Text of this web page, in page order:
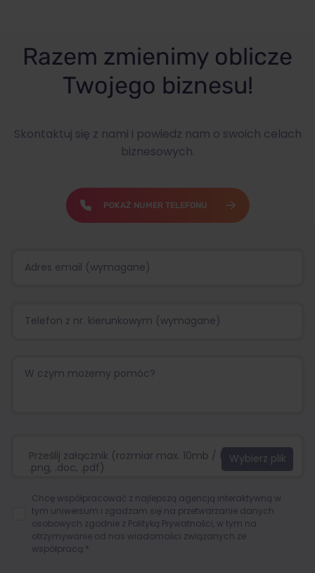
Razem zmienimy oblicze
Twojego biznesu!
Skontaktuj się z nami i powiedz nam o swoich celach
biznesowych.
POKAŻ NUMER TELEFONU
Prześlij załącznik (rozmiar max. 10mb / format:.jpg,
.png, .doc, .pdf)
Chcę współpracować z najlepszą agencją interaktywną w
tym uniwersum i zgadzam się na przetwarzanie danych
osobowych zgodnie z Polityką Prywatności , w tym na
otrzymywanie od nas wiadomości związanych ze
współpracą.*